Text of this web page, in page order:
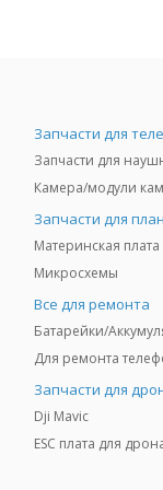
Запчасти для
Камера/модули
Запчасти для
Микросхемы
Все для ремонта
Батарейки/
Для ремонта
Запчасти для
Dji Mavic
ESC плата для